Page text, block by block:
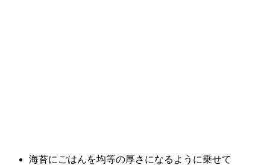
海苔にごはんを均等の厚さになるように乗せて